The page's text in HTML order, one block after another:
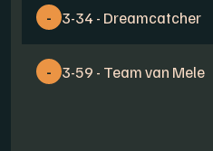
- 3-34 - Dreamcatcher
- 3-59 - Team van Mele